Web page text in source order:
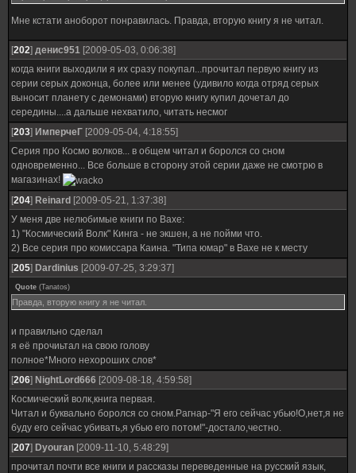
Мне кстати аноборот понравилась. Правда, вторую книгу я не читал.
[202] денис951 [2009-05-03, 0:06:38]
когда книги выходили я их сразу покупал...прочитал первую книгу из
серии серых доконца, более или менее (удивило когда отряд серых
выносит планету с демонами) вторую книгу купил дочетал до
середины....а дальше нехватило, читать несмог
[203] ИмперчеГ [2009-05-04, 4:18:55]
Серия про Космо волков... в общем читал и боролся со сном
одновременно... Все больше в сторону этой серии даже не смотрю в
магазинах!
[204] Reinard [2009-05-21, 1:37:38]
У меня две нелюбимые книги по Вахе:
1) "Космический Волк" Кинга - не экшен, а не пойми что.
2) Все серия про комиссара Каина. "Типа юмар" в Вахе не к месту
[205] Dardinius [2009-07-25, 3:29:37]
Quote (Tanatos)
Правда, вторую книгу я не читал.
и правильно сделал
я её прочиьтал на свою голову
полное*Много нехороших слов*
[206] NightLord666 [2009-08-18, 4:59:58]
Космический волк,книга первая.
Читал и буквально боролся со сном.Рагнар-"Я его сейчас убью!О,нет,я не
буду его сейчас убивать,я убью его потом!"-достало,честно.
[207] Dyouran [2009-11-10, 5:48:29]
прочитал почти все книги и рассказы переведенные на русский язык,